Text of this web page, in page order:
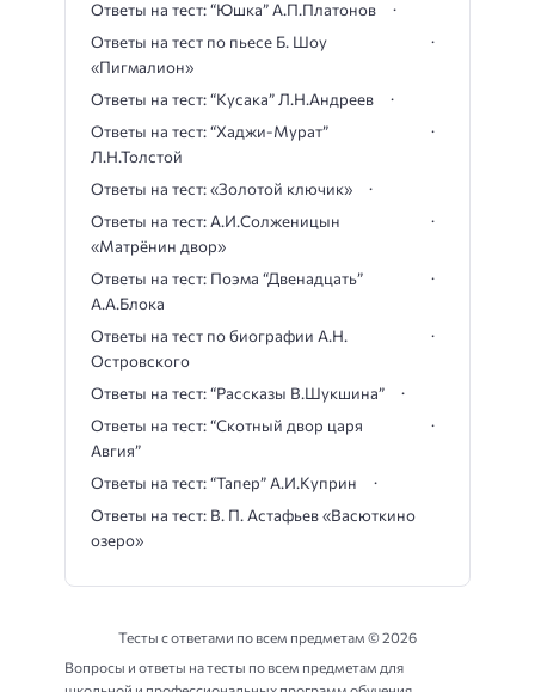
Ответы на тест: “Юшка” А.П.Платонов
Ответы на тест по пьесе Б. Шоу
«Пигмалион»
Ответы на тест: “Кусака” Л.Н.Андреев
Ответы на тест: “Хаджи-Мурат”
Л.Н.Толстой
Ответы на тест: «Золотой ключик»
Ответы на тест: А.И.Солженицын
«Матрёнин двор»
Ответы на тест: Поэма “Двенадцать”
А.А.Блока
Ответы на тест по биографии А.Н.
Островского
Ответы на тест: “Рассказы В.Шукшина”
Ответы на тест: “Скотный двор царя
Авгия”
Ответы на тест: “Тапер” А.И.Куприн
Ответы на тест: В. П. Астафьев «Васюткино
озеро»
Тесты с ответами по всем предметам ©2026
Вопросы и ответы на тесты по всем предметам для